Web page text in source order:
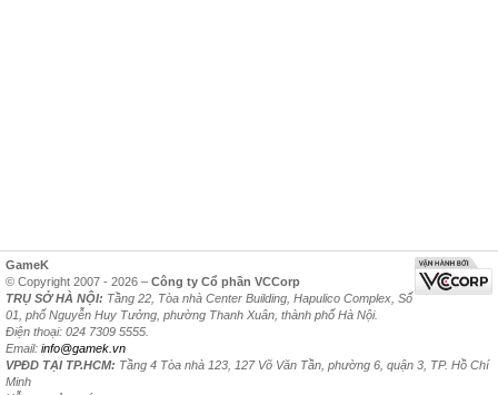
GameK
© Copyright 2007 - 2026 – Công ty Cổ phần VCCorp
TRỤ SỞ HÀ NỘI: Tầng 22, Tòa nhà Center Building, Hapulico Complex, Số
01, phố Nguyễn Huy Tưởng, phường Thanh Xuân, thành phố Hà Nội.
Điện thoại: 024 7309 5555.
Email: info@gamek.vn
VPĐD TẠI TP.HCM: Tầng 4 Tòa nhà 123, 127 Võ Văn Tần, phường 6, quận 3, TP. Hồ Chí
Minh